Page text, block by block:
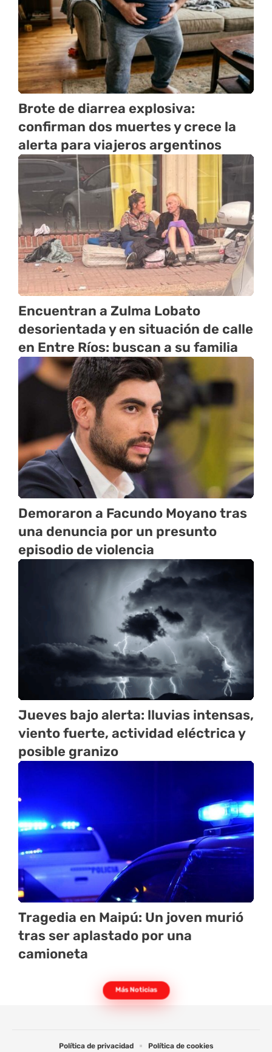
Brote de diarrea explosiva:
confirman dos muertes y crece la
alerta para viajeros argentinos
Encuentran a Zulma Lobato
desorientada y en situación de calle
en Entre Ríos: buscan a su familia
Demoraron a Facundo Moyano tras
una denuncia por un presunto
episodio de violencia
Jueves bajo alerta: lluvias intensas,
viento fuerte, actividad eléctrica y
posible granizo
Tragedia en Maipú: Un joven murió
tras ser aplastado por una
camioneta
Más Noticias
Política de privacidad Política de cookies